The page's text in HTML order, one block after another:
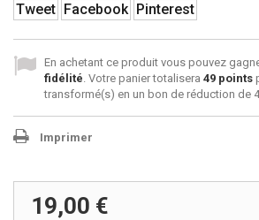
Tweet Facebook Pinterest
En achetant ce produit vous pouvez
fidélité. Votre panier totalisera 49 points
transformé(s) en un bon de réduction de
Imprimer
19,00 €